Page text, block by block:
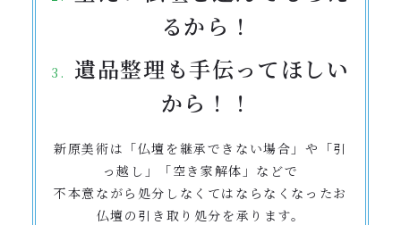
るから！
遺品整理も手伝ってほしい
から！！
新原美術は「仏壇を継承できない場合」や「引
っ越し」「空き家解体」などで
不本意ながら処分しなくてはならなくなったお
仏壇の引き取り処分を承ります。